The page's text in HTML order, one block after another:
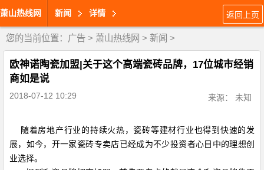
萧山热线网 新闻 详情 返回上页
您的当前位置： 广告 > 萧山热线网 > 新闻 >
欧神诺陶瓷加盟|关于这个高端瓷砖品牌，17位城市经销
商如是说
2018-07-12 10:29 来源： 未知
随着房地产行业的持续火热，瓷砖等建材行业也得到快速的发
展，如今，开一家瓷砖专卖店已经成为不少投资者心目中的理想创
业选择。